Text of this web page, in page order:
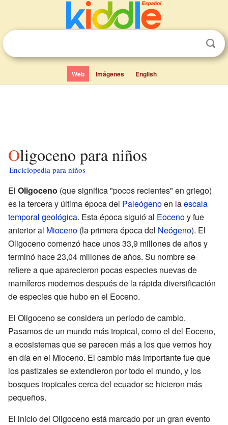
Web Imágenes English
Oligoceno para niños
Enciclopedia para niños
El Oligoceno (que significa "pocos recientes" en griego)
es la tercera y última época del Paleógenoen laescala
temporal geológica. Esta época siguió al Eocenoy fue
anterior al Mioceno (la primera época del Neógeno). El
Oligoceno comenzó hace unos 33,9 millones de años y
terminó hace 23,04 millones de años. Su nombre se
refiere a que aparecieron pocas especies nuevas de
mamíferos modernos después de la rápida diversificación
de especies que hubo en el Eoceno.
El Oligoceno se considera un periodo de cambio.
Pasamos de un mundo más tropical, como el del Eoceno,
a ecosistemas que se parecen más a los que vemos hoy
en día en el Mioceno. El cambio más importante fue que
los pastizales se extendieron por todo el mundo, y los
bosques tropicales cerca del ecuador se hicieron más
pequeños.
El inicio del Oligoceno está marcado por un gran evento